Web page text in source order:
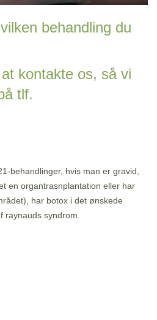
behandling du
kontakte os, så vi
tlf.
behandlinger, hvis man er gravid,
en organtrasnplantation eller har
har botox i det ønskede
raynauds syndrom.